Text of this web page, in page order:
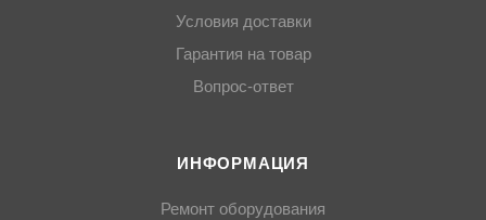
Условия доставки
Гарантия на товар
Вопрос-ответ
ИНФОРМАЦИЯ
Ремонт оборудования